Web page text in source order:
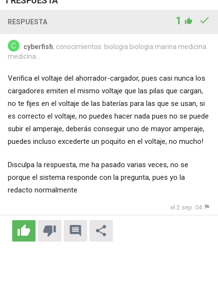
RESPUESTA 1
cyberfish, conocimientos: biologia biologia marina medicina
medicina...
Verifica el voltaje del ahorrador-cargador, pues casi nunca los
cargadores emiten el mismo voltaje que las pilas que cargan,
no te fijes en el voltaje de las baterías para las que se usan, si
es correcto el voltaje, no puedes hacer nada pues no se puede
subir el amperaje, deberás conseguir uno de mayor amperaje,
puedes incluso excederte un poquito en el voltaje, no mucho!
Disculpa la respuesta, me ha pasado varias veces, no se
porque el sistema responde con la pregunta, pues yo la
redacto normalmente
el 2 sep. 04